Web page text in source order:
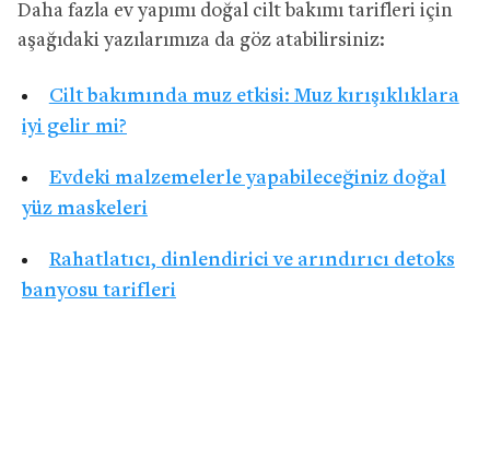
Daha fazla ev yapımı doğal cilt bakımı tarifleri için
aşağıdaki yazılarımıza da göz atabilirsiniz:
Cilt bakımında muz etkisi: Muz kırışıklıklara
iyi gelir mi?
Evdeki malzemelerle yapabileceğiniz doğal
yüz maskeleri
Rahatlatıcı, dinlendirici ve arındırıcı detoks
banyosu tarifleri